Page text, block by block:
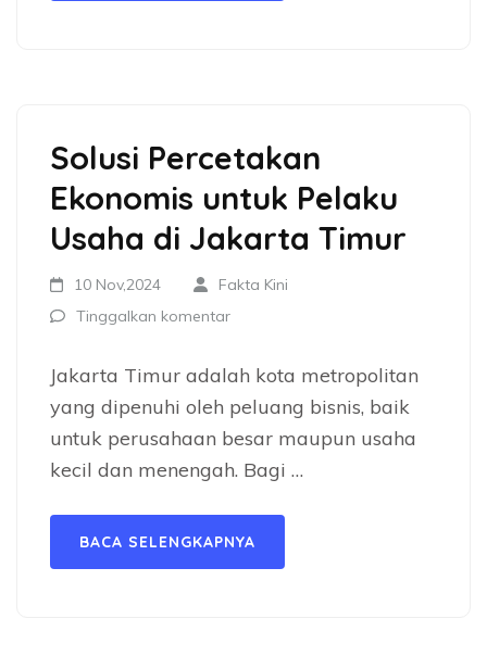
Solusi Percetakan
Ekonomis untuk Pelaku
Usaha di Jakarta Timur
10 Nov,2024
Fakta Kini
Tinggalkan komentar
Jakarta Timur adalah kota metropolitan
yang dipenuhi oleh peluang bisnis, baik
untuk perusahaan besar maupun usaha
kecil dan menengah. Bagi …
BACA SELENGKAPNYA